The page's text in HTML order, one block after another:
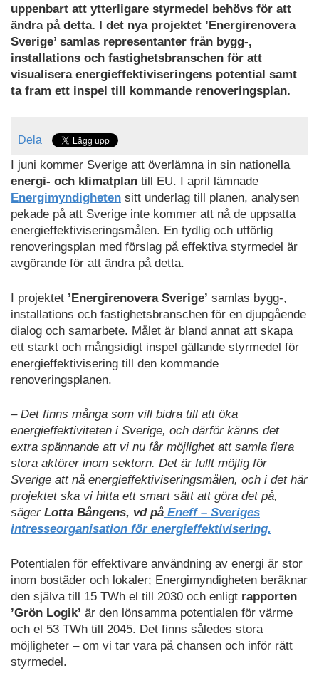
uppenbart att ytterligare styrmedel behövs för att
ändra på detta. I det nya projektet ’Energirenovera
Sverige’ samlas representanter från bygg-,
installations och fastighetsbranschen för att
visualisera energieffektiviseringens potential samt
ta fram ett inspel till kommande renoveringsplan.
Dela
I juni kommer Sverige att överlämna in sin nationella
energi- och klimatplan till EU. I april lämnade
Energimyndigheten sitt underlag till planen, analysen
pekade på att Sverige inte kommer att nå de uppsatta
energieffektiviseringsmålen. En tydlig och utförlig
renoveringsplan med förslag på effektiva styrmedel är
avgörande för att ändra på detta.
I projektet ’Energirenovera Sverige’ samlas bygg-,
installations och fastighetsbranschen för en djupgående
dialog och samarbete. Målet är bland annat att skapa
ett starkt och mångsidigt inspel gällande styrmedel för
energieffektivisering till den kommande
renoveringsplanen.
– Det finns många som vill bidra till att öka
energieffektiviteten i Sverige, och därför känns det
extra spännande att vi nu får möjlighet att samla flera
stora aktörer inom sektorn. Det är fullt möjlig för
Sverige att nå energieffektiviseringsmålen, och i det här
projektet ska vi hitta ett smart sätt att göra det på,
sägerLotta Bångens, vd på Eneff – Sveriges
intresseorganisation för energieffektivisering.
Potentialen för effektivare användning av energi är stor
inom bostäder och lokaler; Energimyndigheten beräknar
den själva till 15 TWh el till 2030 och enligt rapporten
’Grön Logik’ är den lönsamma potentialen för värme
och el 53 TWh till 2045. Det finns således stora
möjligheter – om vi tar vara på chansen och inför rätt
styrmedel.